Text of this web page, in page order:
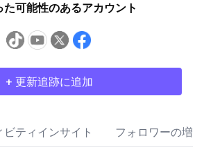
た可能性のあるアカウント
+ 更新追跡に追加
ビティインサイト フォロワーの増加